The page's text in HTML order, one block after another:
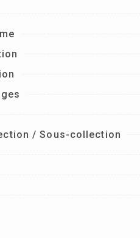
/ Sous-collection